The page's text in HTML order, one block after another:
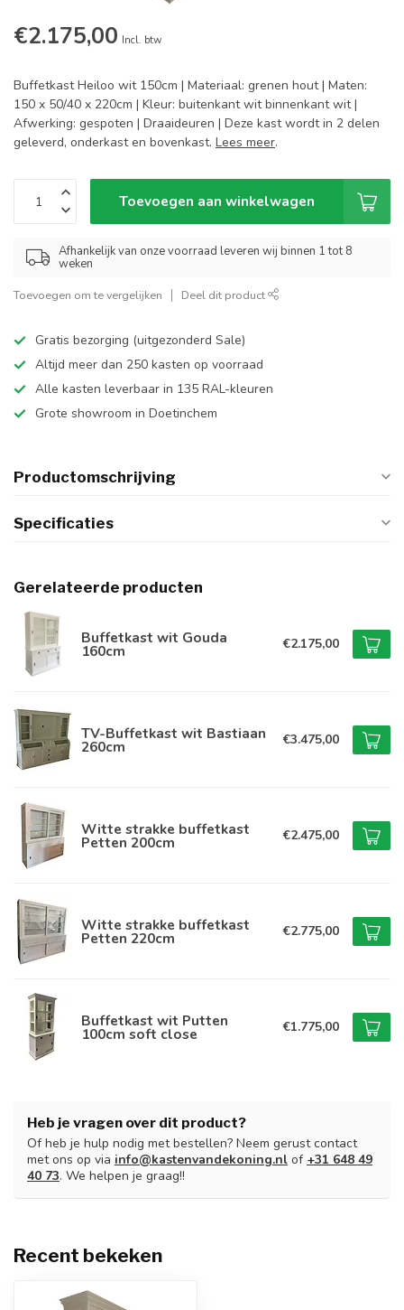
€2.175,00 Incl. btw
Buffetkast Heiloo wit 150cm | Materiaal: grenen hout | Maten:
150 x 50/40 x 220cm | Kleur: buitenkant wit binnenkant wit |
Afwerking: gespoten | Draaideuren | Deze kast wordt in 2 delen
geleverd, onderkast en bovenkast. Lees meer.
Toevoegen aan winkelwagen
Afhankelijk van onze voorraad leveren wij binnen 1 tot 8
weken
Toevoegen om te vergelijken Deel dit product
Gratis bezorging (uitgezonderd Sale)
Altijd meer dan 250 kasten op voorraad
Alle kasten leverbaar in 135 RAL-kleuren
Grote showroom in Doetinchem
Productomschrijving
Specificaties
Gerelateerde producten
Buffetkast wit Gouda
160cm €2.175,00
TV-Buffetkast wit Bastiaan
260cm €3.475,00
Witte strakke buffetkast
Petten 200cm €2.475,00
Witte strakke buffetkast
Petten 220cm €2.775,00
Buffetkast wit Putten
100cm soft close €1.775,00
Heb je vragen over dit product?
Of heb je hulp nodig met bestellen? Neem gerust contact
met ons op via info@kastenvandekoning.nl of +31 648 49
40 73. We helpen je graag!!
Recent bekeken